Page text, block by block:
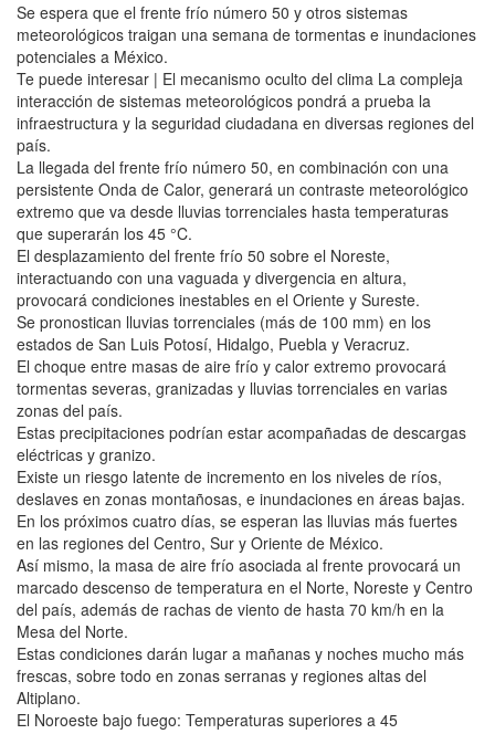
Se espera que el frente frío número 50 y otros sistemas
meteorológicos traigan una semana de tormentas e inundaciones
potenciales a México.
Te puede interesar | El mecanismo oculto del clima La compleja
interacción de sistemas meteorológicos pondrá a prueba la
infraestructura y la seguridad ciudadana en diversas regiones del
país.
La llegada del frente frío número 50, en combinación con una
persistente Onda de Calor, generará un contraste meteorológico
extremo que va desde lluvias torrenciales hasta temperaturas
que superarán los 45 °C.
El desplazamiento del frente frío 50 sobre el Noreste,
interactuando con una vaguada y divergencia en altura,
provocará condiciones inestables en el Oriente y Sureste.
Se pronostican lluvias torrenciales (más de 100 mm) en los
estados de San Luis Potosí, Hidalgo, Puebla y Veracruz.
El choque entre masas de aire frío y calor extremo provocará
tormentas severas, granizadas y lluvias torrenciales en varias
zonas del país.
Estas precipitaciones podrían estar acompañadas de descargas
eléctricas y granizo.
Existe un riesgo latente de incremento en los niveles de ríos,
deslaves en zonas montañosas, e inundaciones en áreas bajas.
En los próximos cuatro días, se esperan las lluvias más fuertes
en las regiones del Centro, Sur y Oriente de México.
Así mismo, la masa de aire frío asociada al frente provocará un
marcado descenso de temperatura en el Norte, Noreste y Centro
del país, además de rachas de viento de hasta 70 km/h en la
Mesa del Norte.
Estas condiciones darán lugar a mañanas y noches mucho más
frescas, sobre todo en zonas serranas y regiones altas del
Altiplano.
El Noroeste bajo fuego: Temperaturas superiores a 45